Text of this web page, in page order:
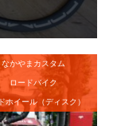
なかやまカスタム
ロードバイク
ホイール（ディスク）